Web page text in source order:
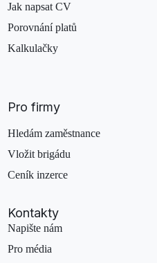
Jak napsat CV
Porovnání platů
Kalkulačky
Pro firmy
Hledám zaměstnance
Vložit brigádu
Ceník inzerce
Kontakty
Napište nám
Pro média